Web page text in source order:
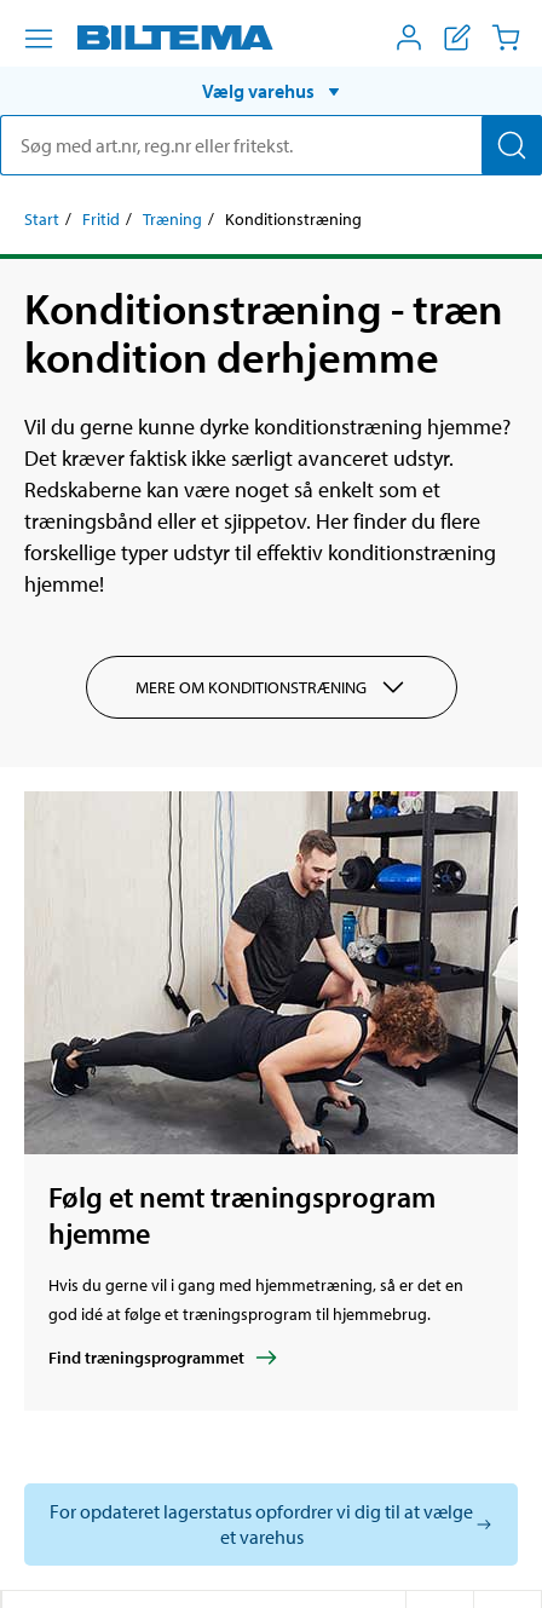
Vælg varehus
Start Fritid Træning Konditionstræning
Konditionstræning - træn
kondition derhjemme
Vil du gerne kunne dyrke konditionstræning hjemme?
Det kræver faktisk ikke særligt avanceret udstyr.
Redskaberne kan være noget så enkelt som et
træningsbånd eller et sjippetov. Her finder du flere
forskellige typer udstyr til effektiv konditionstræning
hjemme!
MERE OM KONDITIONSTRÆNING
Følg et nemt træningsprogram
hjemme
Hvis du gerne vil i gang med hjemmetræning, så er det en
god idé at følge et træningsprogram til hjemmebrug.
Find træningsprogrammet
For opdateret lagerstatus opfordrer vi dig til at vælge
et varehus